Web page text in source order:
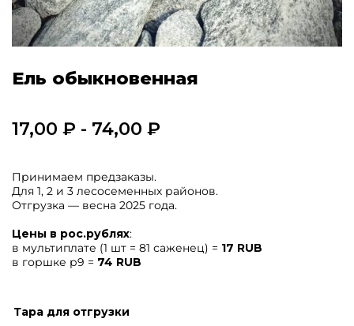
Ель обыкновенная
17,00 ₽ - 74,00 ₽
Принимаем предзаказы.
Для 1, 2 и 3 лесосеменных районов.
Отгрузка — весна 2025 года.
Цены в рос.рублях:
в мультиплате (1 шт = 81 саженец) = 17 RUB
в горшке р9 = 74 RUB
Тара для отгрузки